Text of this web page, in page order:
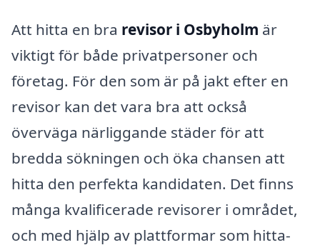
Att hitta en bra revisor i Osbyholm är
viktigt för både privatpersoner och
företag. För den som är på jakt efter en
revisor kan det vara bra att också
överväga närliggande städer för att
bredda sökningen och öka chansen att
hitta den perfekta kandidaten. Det finns
många kvalificerade revisorer i området,
och med hjälp av plattformar som hitta-